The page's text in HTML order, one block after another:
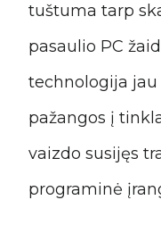
tuštuma tarp
pasaulio PC
technologija
pažangos į
vaizdo susijęs
programinė